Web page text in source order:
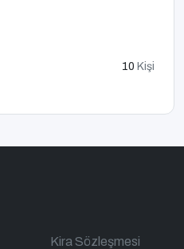
10 Kişi
Kira Sözleşmesi